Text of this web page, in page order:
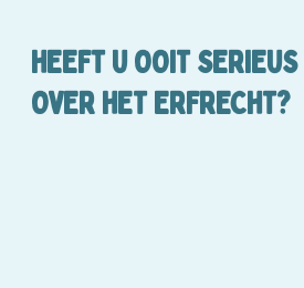
HEEFT U OOIT
OVER HET ERFRECHT?